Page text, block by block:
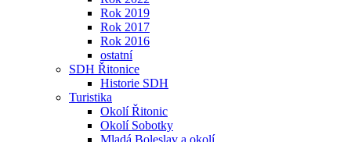
Rok 2019
Rok 2017
Rok 2016
ostatní
SDH Řitonice
Historie SDH
Turistika
Okolí Řitonic
Okolí Sobotky
Mladá Boleslav a okolí